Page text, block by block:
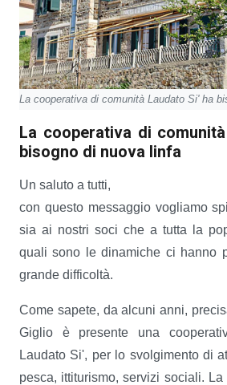
La cooperativa di comunità Laudato Si' ha
La cooperativa di
bisogno di nuova linfa
Un saluto a tutti,
con questo messaggio vogliamo
sia ai nostri soci che a tutta la
quali sono le dinamiche ci hanno
grande difficoltà.
Come sapete, da alcuni anni,
Giglio è presente una
Laudato Si', per lo svolgimento di
pesca, ittiturismo, servizi sociali.